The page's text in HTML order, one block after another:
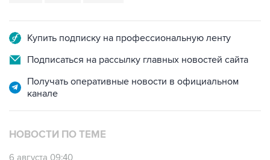
Купить подписку на профессиональную ленту
Подписаться на рассылку главных новостей сайта
Получать оперативные новости в официальном
канале
НОВОСТИ ПО ТЕМЕ
6 августа 09:40